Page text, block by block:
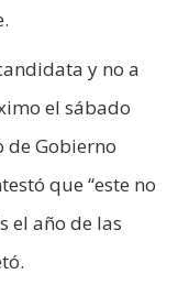
y no a
el sábado
de Gobierno
que “este no
el año de las